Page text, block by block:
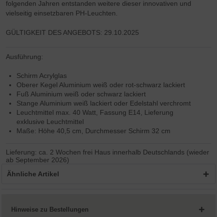
folgenden Jahren entstanden weitere dieser innovativen und
vielseitig einsetzbaren PH-Leuchten.
GÜLTIGKEIT DES ANGEBOTS: 29.10.2025
Ausführung:
Schirm Acrylglas
Oberer Kegel Aluminium weiß oder rot-schwarz lackiert
Fuß Aluminium weiß oder schwarz lackiert
Stange Aluminium weiß lackiert oder Edelstahl verchromt
Leuchtmittel max. 40 Watt, Fassung E14, Lieferung
exklusive Leuchtmittel
Maße: Höhe 40,5 cm, Durchmesser Schirm 32 cm
Lieferung: ca. 2 Wochen frei Haus innerhalb Deutschlands (wieder
ab September 2026)
Ähnliche Artikel
Hinweise zu Bestellungen